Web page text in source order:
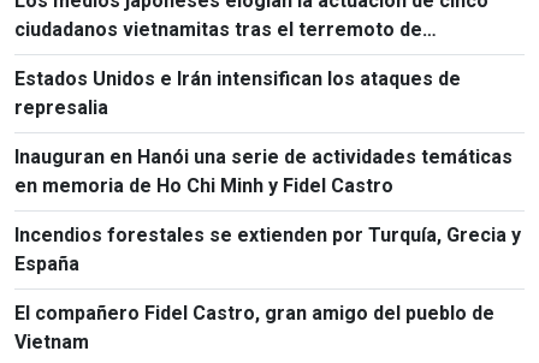
ciudadanos vietnamitas tras el terremoto de
Kumamoto
Estados Unidos e Irán intensifican los ataques de
represalia
Inauguran en Hanói una serie de actividades temáticas
en memoria de Ho Chi Minh y Fidel Castro
Incendios forestales se extienden por Turquía, Grecia y
España
El compañero Fidel Castro, gran amigo del pueblo de
Vietnam